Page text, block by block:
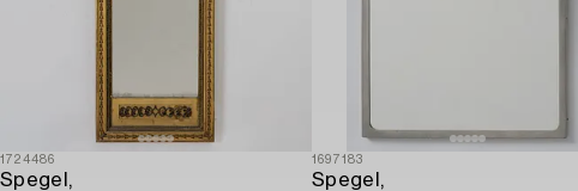
1724486
Spegel,
1697183
Spegel,